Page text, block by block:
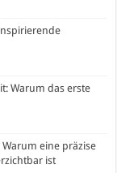
Warum das erste
eine präzise
ist